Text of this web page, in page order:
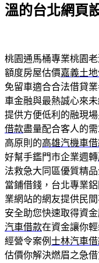
溫的台北網頁
桃園通馬桶專業桃園
額度房屋估價嘉義土
免留車適合合法借貸
車金融與最熱誠心來
提供方便低利的融現
借款盡量配合客人的
高原則的高雄汽機車
好幫手鑑門市企業週轉
法救急大同區優質精
當鋪借錢，台北專業
業網站的網友提供民
安全助您快速取得資
汽車借款在資金讓你
經營令案例 士林汽車
估價你解決燃眉之急借